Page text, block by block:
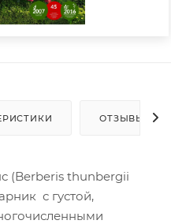
ОТЗЫВЫ
(Berberis thunbergii
с густой,